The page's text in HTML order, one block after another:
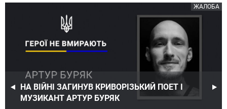
ЖАЛОБА
НА ВІЙНІ ЗАГИНУВ КРИВОРІЗЬКИЙ ПОЕТ І
МУЗИКАНТ АРТУР БУРЯК